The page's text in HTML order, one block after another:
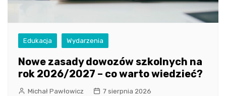
Edukacja Wydarzenia
Nowe zasady dowozów szkolnych na
rok 2026/2027 – co warto wiedzieć?
Michał Pawłowicz 7 sierpnia 2026